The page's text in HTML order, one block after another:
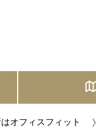
オフィスフィット